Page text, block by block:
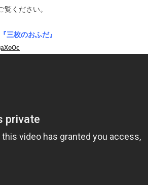
ください。
三枚のおふだ』